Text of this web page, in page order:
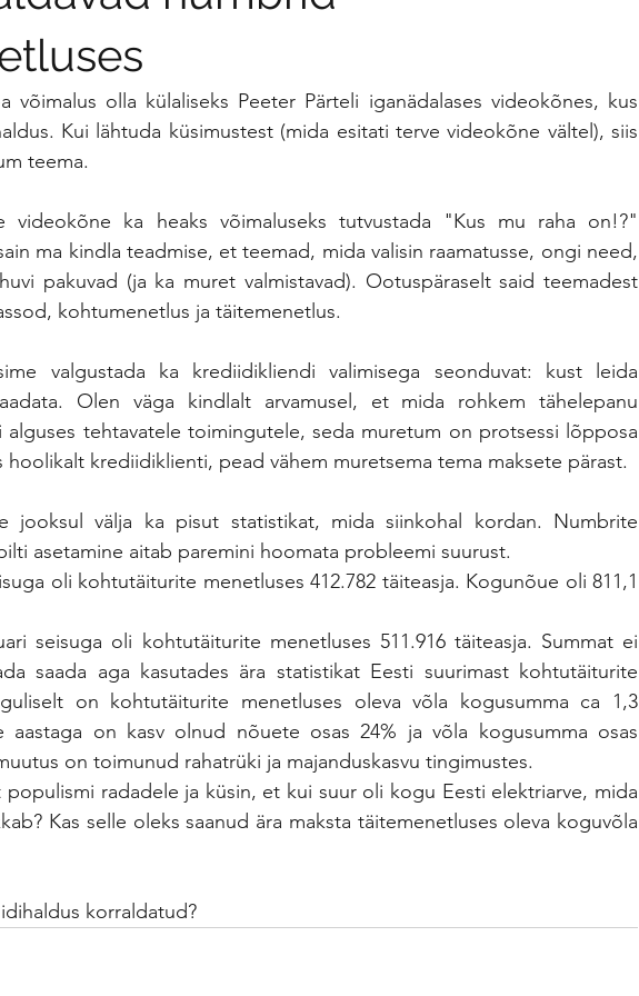
võimalus olla külaliseks Peeter Pärteli iganädalases videokõnes, kus
Kui lähtuda küsimustest (mida esitati terve videokõne vältel), siis
teema.
ka heaks võimaluseks tutvustada "Kus mu raha on!?"
ma kindla teadmise, et teemad, mida valisin raamatusse, ongi need,
pakuvad (ja ka muret valmistavad). Ootuspäraselt said teemadest
kohtumenetlus ja täitemenetlus.
valgustada ka krediidikliendi valimisega seonduvat: kust leida
Olen väga kindlalt arvamusel, et mida rohkem tähelepanu
alguses tehtavatele toimingutele, seda muretum on protsessi lõpposa
hoolikalt krediidiklienti, pead vähem muretsema tema maksete pärast.
jooksul välja ka pisut statistikat, mida siinkohal kordan. Numbrite
asetamine aitab paremini hoomata probleemi suurust.
oli kohtutäiturite menetluses 412.782 täiteasja. Kogunõue oli 811,1
seisuga oli kohtutäiturite menetluses 511.916 täiteasja. Summat ei
saada aga kasutades ära statistikat Eesti suurimast kohtutäiturite
on kohtutäiturite menetluses oleva võla kogusumma ca 1,3
aastaga on kasv olnud nõuete osas 24% ja võla kogusumma osas
on toimunud rahatrüki ja majanduskasvu tingimustes.
radadele ja küsin, et kui suur oli kogu Eesti elektriarve, mida
Kas selle oleks saanud ära maksta täitemenetluses oleva koguvõla
korraldatud?